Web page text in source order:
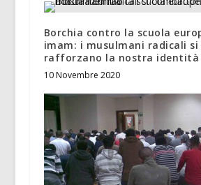
Borchia contro la scuola
imam: i musulmani radicali
rafforzano la nostra identità
10 Novembre 2020